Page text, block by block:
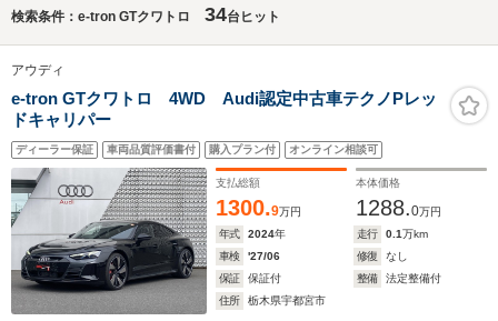
検索条件：e-tron GTクワトロ
34台ヒット
アウディ
e-tron GTクワトロ 4WD Audi認定中古車テクノPレッ
ドキャリパー
ディーラー保証 車両品質評価書付 購入プラン付 オンライン相談可
支払総額
1300.9万円
本体価格
1288.0万円
年式
2024年 走行 0.1万km
車検
'27/06 修復
なし
保証
保証付 整備
法定整備付
住所
栃木県宇都宮市